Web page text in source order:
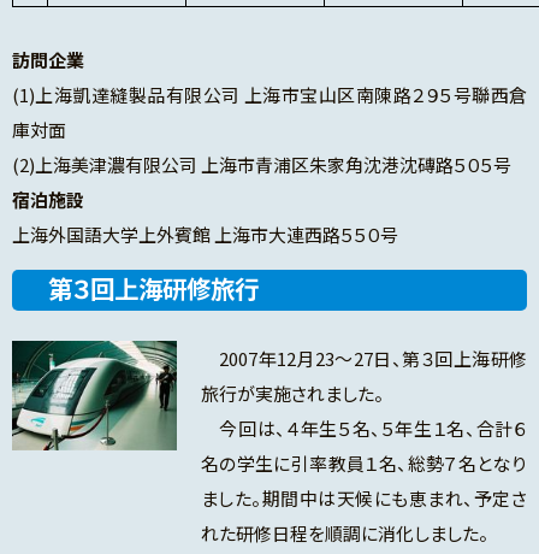
訪問企業
(1)上海凱達縫製品有限公司 上海市宝山区南陳路２９５号聯西倉
庫対面
(2)上海美津濃有限公司 上海市青浦区朱家角沈港沈磚路５０５号
宿泊施設
上海外国語大学上外賓館 上海市大連西路５５０号
第３回上海研修旅行
2007年12月23～27日、第３回上海研修
旅行が実施されました。
今回は、４年生５名、５年生１名、合計６
名の学生に引率教員１名、総勢７名となり
ました。期間中は天候にも恵まれ、予定さ
れた研修日程を順調に消化しました。